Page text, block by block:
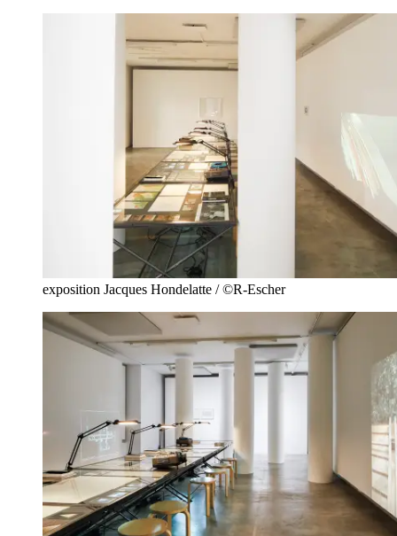
exposition Jacques Hondelatte / ©R-Escher